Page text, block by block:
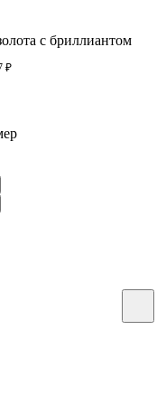
с бриллиантом
₽